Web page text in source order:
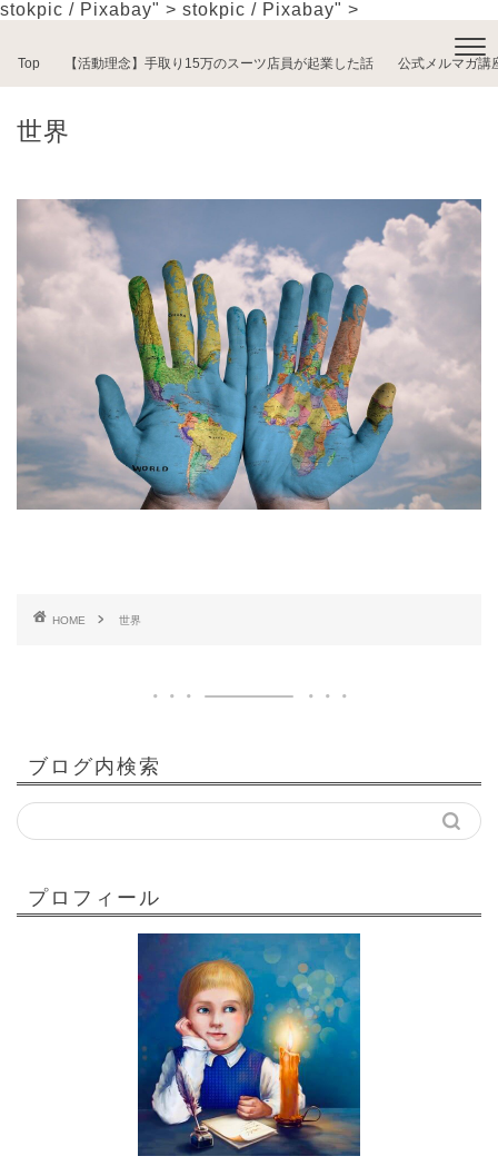
stokpic / Pixabay" > stokpic / Pixabay" >
Top 【活動理念】手取り15万のスーツ店員が起業した話 公式メルマガ講
世界
HOME 世界
ブログ内検索
プロフィール